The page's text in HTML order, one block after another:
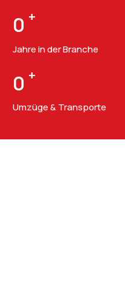
0 +
Jahre in der Branche
0 +
Umzüge & Transporte